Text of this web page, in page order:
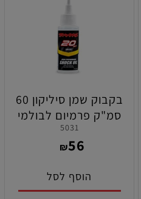
בקבוק שמן סיליקון 60
סמ"ק פרמיום לבולמי
הזעזועים לרכב טרקסס
TRX-4M
5031
₪56
הוסף לסל